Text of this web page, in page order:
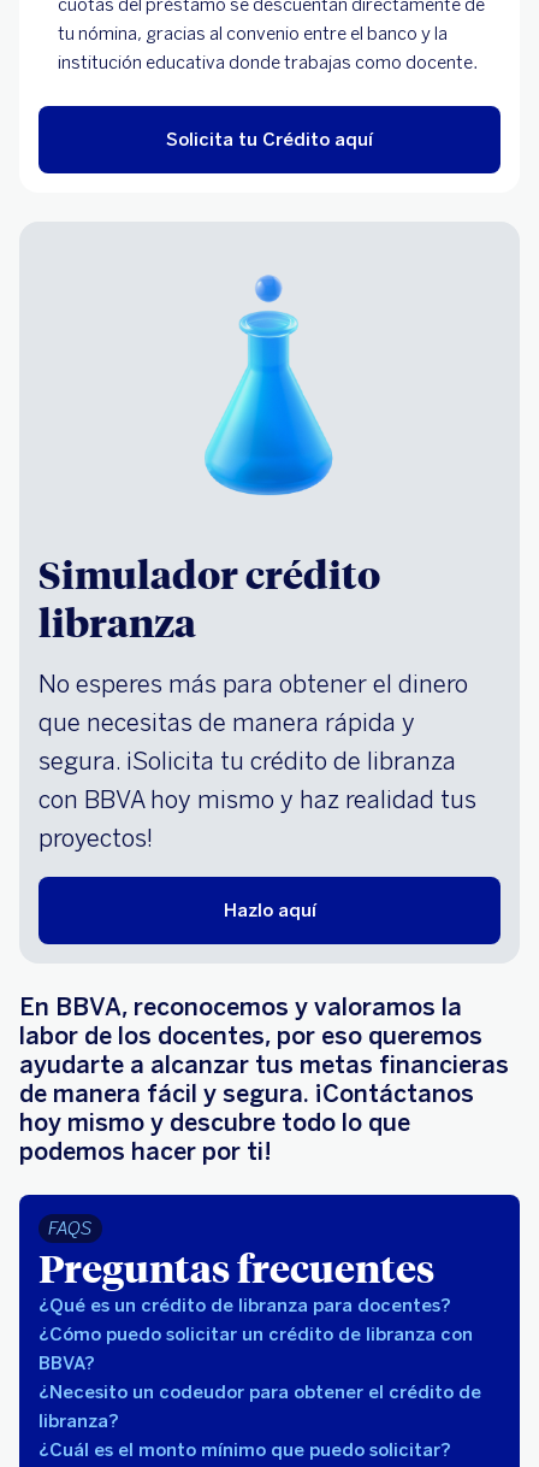
cuotas del préstamo se descuentan directamente de
tu nómina, gracias al convenio entre el banco y la
institución educativa donde trabajas como docente.
Solicita tu Crédito aquí
Simulador crédito
libranza
No esperes más para obtener el dinero
que necesitas de manera rápida y
segura. ¡Solicita tu crédito de libranza
con BBVA hoy mismo y haz realidad tus
proyectos!
Hazlo aquí
En BBVA, reconocemos y valoramos la
labor de los docentes, por eso queremos
ayudarte a alcanzar tus metas financieras
de manera fácil y segura. ¡Contáctanos
hoy mismo y descubre todo lo que
podemos hacer por ti!
FAQS
Preguntas frecuentes
¿Qué es un crédito de libranza para docentes?
¿Cómo puedo solicitar un crédito de libranza con
BBVA?
¿Necesito un codeudor para obtener el crédito de
libranza?
¿Cuál es el monto mínimo que puedo solicitar?